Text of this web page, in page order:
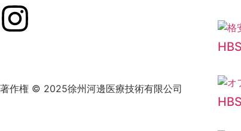
著作権 © 2025徐州河邊医療技術有限公司